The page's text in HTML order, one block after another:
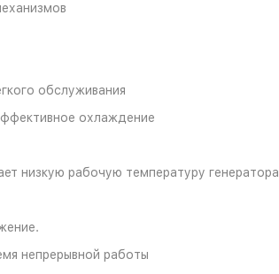
обслуживания
охлаждение
низкую рабочую температуру генератора
непрерывной работы